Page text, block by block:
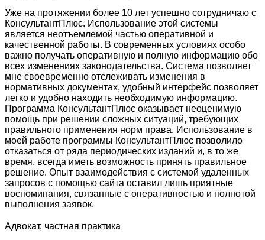
Уже на протяжении более 10 лет успешно сотрудничаю с
КонсультантПлюс. Использование этой системы
является неотъемлемой частью оперативной и
качественной работы. В современных условиях особо
важно получать оперативную и полную информацию обо
всех изменениях законодательства. Система позволяет
мне своевременно отслеживать изменения в
нормативных документах, удобный интерфейс позволяет
легко и удобно находить необходимую информацию.
Программа КонсультантПлюс оказывает неоценимую
помощь при решении сложных ситуаций, требующих
правильного применения норм права. Использование в
моей работе программы КонсультантПлюс позволило
отказаться от ряда периодических изданий и, в то же
время, всегда иметь возможность принять правильное
решение. Опыт взаимодействия с системой удаленных
запросов с помощью сайта оставил лишь приятные
воспоминания, связанные с оперативностью и полнотой
выполнения заявок.
Адвокат, частная практика